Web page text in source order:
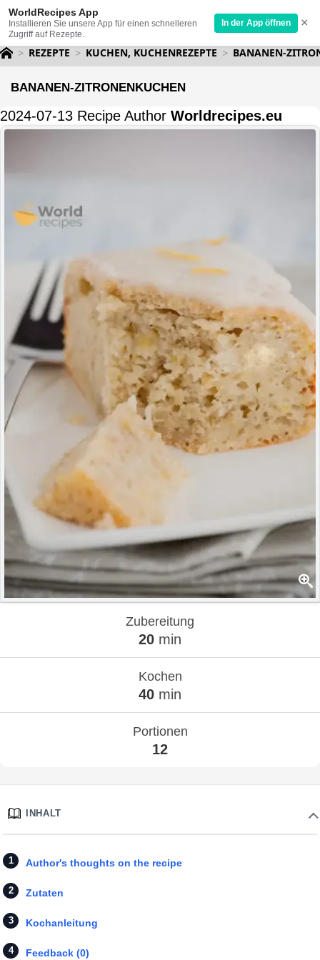
WorldRecipes App
Installieren Sie unsere App für einen schnelleren
Zugriff auf Rezepte.
In der App öffnen ×
REZEPTE KUCHEN, KUCHENREZEPTE BANANEN-
BANANEN-ZITRONENKUCHEN
2024-07-13 Recipe Author Worldrecipes.eu
Zubereitung
20 min
Kochen
40 min
Portionen
12
INHALT
Author's thoughts on the recipe
Zutaten
Kochanleitung
Feedback (0)